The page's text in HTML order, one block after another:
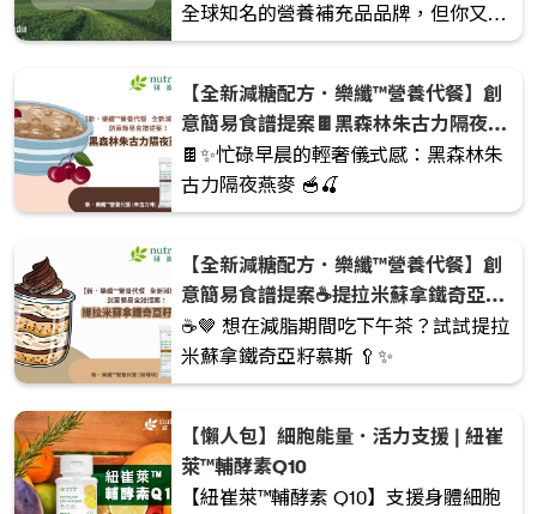
全球知名的營養補充品品牌，但你又知
不知道，這個引領健康潮流的品牌，靈
🍚？ 今天就帶大家坐上時光機，回到
1920 年代，揭開這段改變無數人健康的
故事。
【全新減糖配方．樂纖™營養代餐】創
意簡易食譜提案🍫黑森林朱古力隔夜燕
麥🍒
🍫✨忙碌早晨的輕奢儀式感：黑森林朱
古力隔夜燕麥 🥣🍒
【全新減糖配方．樂纖™營養代餐】創
意簡易食譜提案☕️提拉米蘇拿鐵奇亞籽
慕斯🤎
☕️🤎 想在減脂期間吃下午茶？試試提拉
米蘇拿鐵奇亞籽慕斯 🥄✨
【懶人包】細胞能量．活力支援 | 紐崔
萊™輔酵素Q10
【紐崔萊™輔酵素 Q10】支援身體細胞